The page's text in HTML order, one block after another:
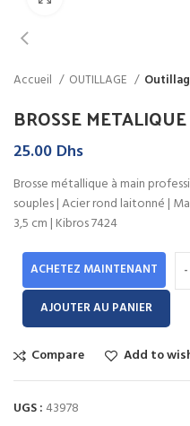
Accueil OUTILLAGE
BROSSE
25.00 Dhs
Brosse métallique à main
souples | Acier rond laitonné |
3,5 cm | Kibros 7424
ACHETEZ MAINTENANT
AJOUTER AU PANIER
Compare Add to
UGS : 43978